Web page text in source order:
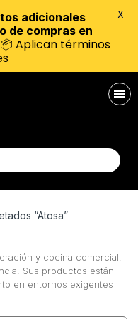
“Atosa”
y cocina comercial,
Sus productos están
en entornos exigentes
adicionales
de compras en
Aplican términos
X